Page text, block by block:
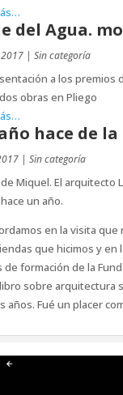
del Agua.
| Sin categoría
a los premios
obras en Pliego
hace de
| Sin categoría
Miquel. El arquitecto
un año.
en la visita
que hicimos y
de formación de la
sobre arquitectura
años. Fué un placer